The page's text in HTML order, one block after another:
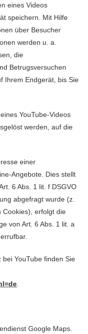
eines Videos
speichern. Mit Hilfe
über Besucher
werden u. a.
die
Betrugsversuchen
Ihrem Endgerät, bis Sie
YouTube-Videos
werden, auf die
einer
Angebote. Dies stellt
6 Abs. 1 lit. f DSGVO
abgefragt wurde (z.
Cookies), erfolgt die
von Art. 6 Abs. 1 lit. a
YouTube finden Sie
Google Maps.